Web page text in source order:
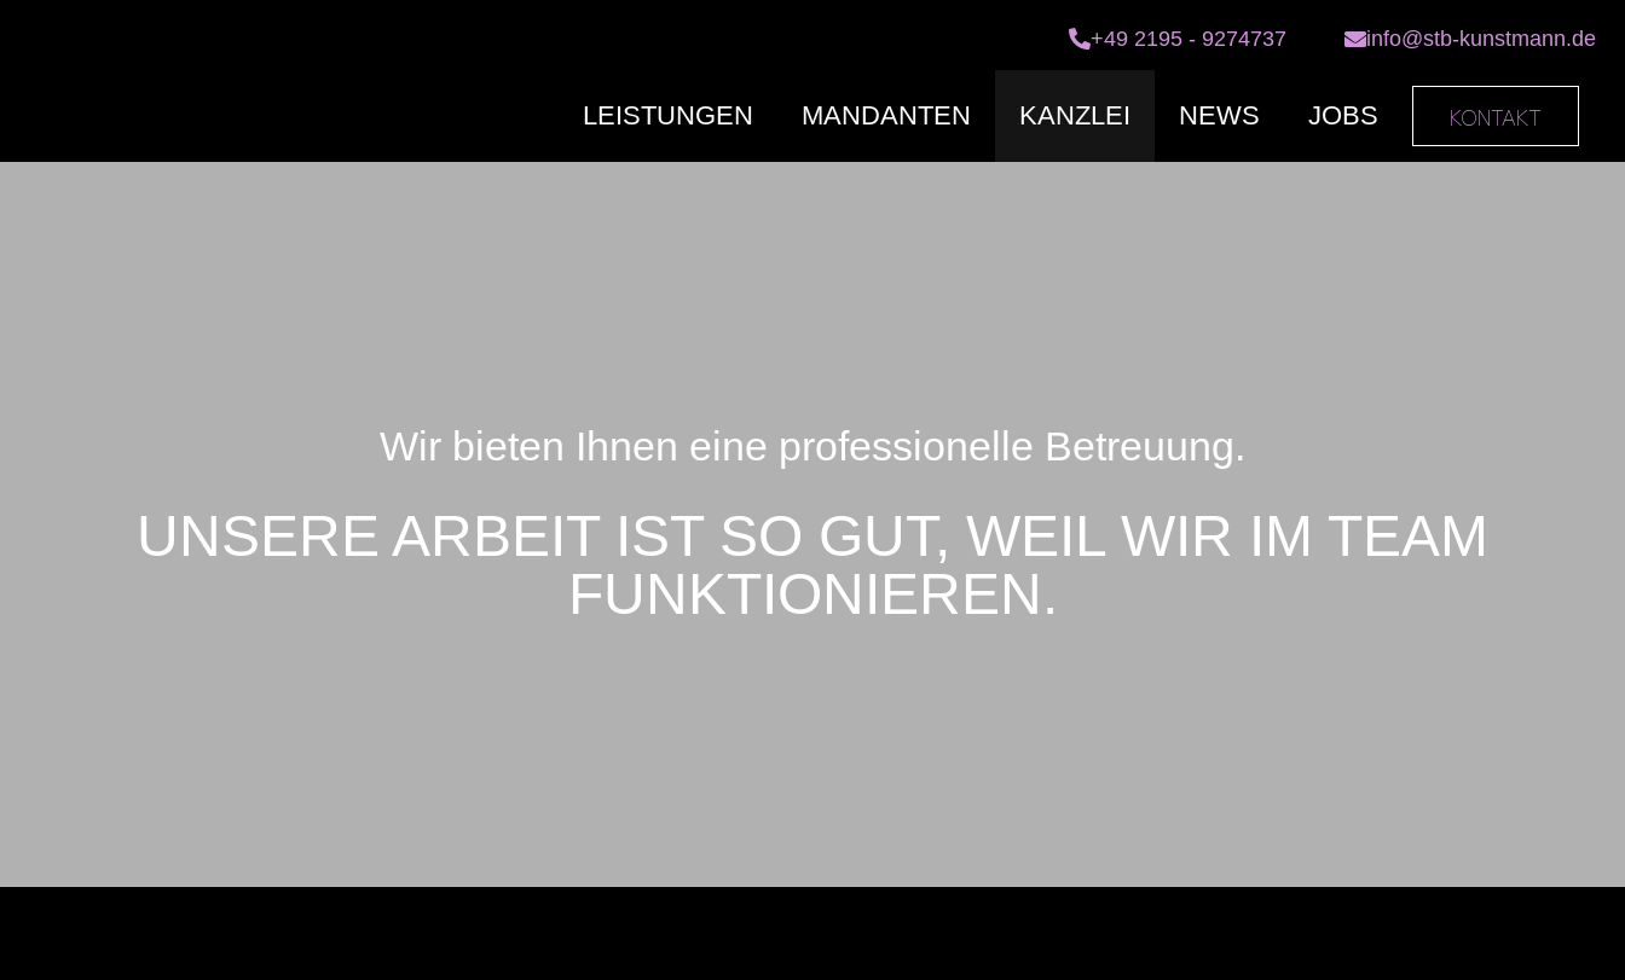
+49 2195 - 9274737 info@stb-kunstmann.de
LEISTUNGEN MANDANTEN KANZLEI NEWS JOBS KONTAKT
Wir bieten Ihnen eine professionelle Betreuung.
UNSERE ARBEIT IST SO GUT, WEIL WIR IM TEAM
FUNKTIONIEREN.